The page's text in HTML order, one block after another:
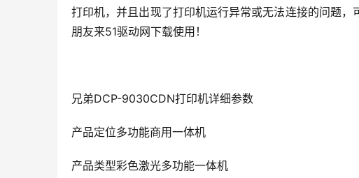
打印机，并且出现了打印机运行异常或无法连接的问题
朋友来51驱动网下载使用！
兄弟DCP-9030CDN打印机详细参数
产品定位多功能商用一体机
产品类型彩色激光多功能一体机